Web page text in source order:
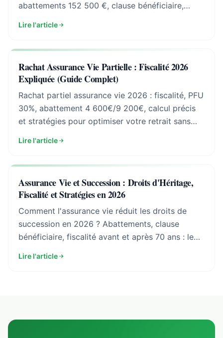
abattements 152 500 €, clause bénéficiaire,
Lire l'article
Rachat Assurance Vie Partielle : Fiscalité 2026
Expliquée (Guide Complet)
Rachat partiel assurance vie 2026 : fiscalité, PFU
30%, abattement 4 600€/9 200€, calcul précis
et stratégies pour optimiser votre retrait sans
Lire l'article
Assurance Vie et Succession : Droits d'Héritage,
Fiscalité et Stratégies en 2026
Comment l'assurance vie réduit les droits de
succession en 2026 ? Abattements, clause
bénéficiaire, fiscalité avant et après 70 ans : le
Lire l'article